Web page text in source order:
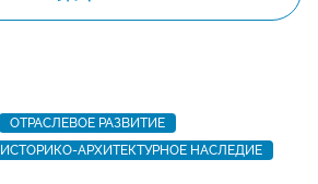
ОТРАСЛЕВОЕ РАЗВИТИЕ
ИСТОРИКО-АРХИТЕКТУРНОЕ НАСЛЕДИЕ